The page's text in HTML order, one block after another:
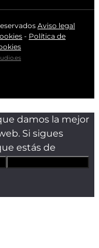
Aviso legal
- Política de
damos la mejor
Si sigues
estás de